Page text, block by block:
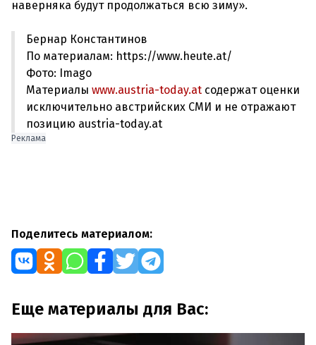
Бернар Константинов
По материалам: https://www.heute.at/
Фото: Imago
Материалы www.austria-today.at содержат оценки
исключительно австрийских СМИ и не отражают
позицию austria-today.at
Реклама
Поделитесь материалом:
Еще материалы для Вас: